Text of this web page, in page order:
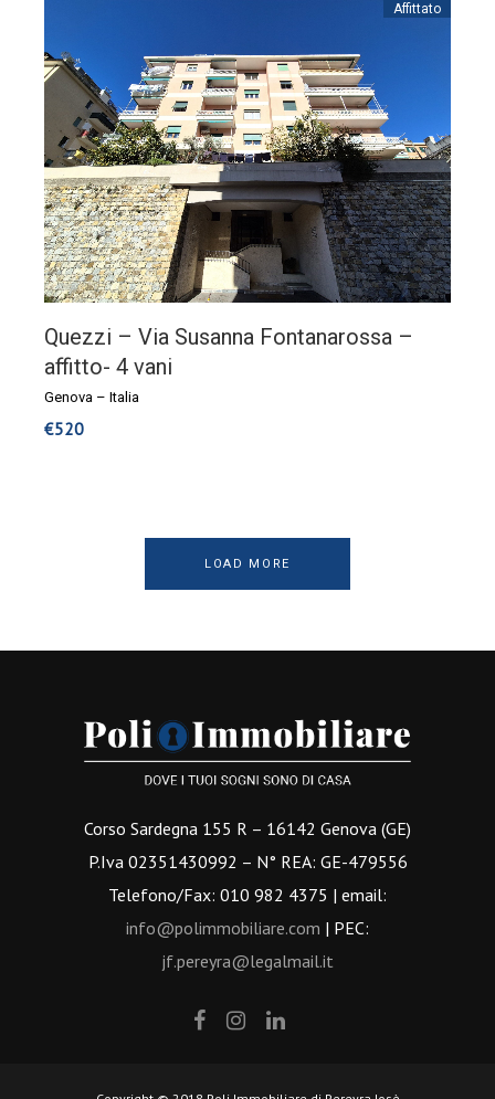
Affittato
Quezzi – Via Susanna Fontanarossa –
affitto- 4 vani
Genova – Italia
€520
LOAD MORE
Corso Sardegna 155 R – 16142 Genova (GE)
P.Iva 02351430992 – N° REA: GE-479556
Telefono/Fax: 010 982 4375 | email:
info@polimmobiliare.com | PEC:
jf.pereyra@legalmail.it